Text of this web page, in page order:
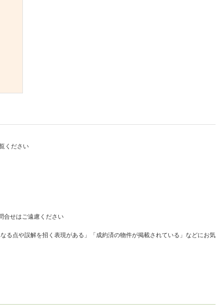
ください
合せはご遠慮ください
る点や誤解を招く表現がある」「成約済の物件が掲載されている」などにお気